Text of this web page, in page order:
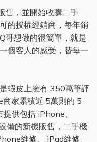
售，並開始收購二手
的授權經銷商，每年銷
哥想做的很簡單，就是
個客人的感受，替每一
蝦皮上擁有 350萬筆評
家累積近 5萬則的 5
供包括 iPhone、
備的新機販售，二手機
維修、 iPad維修、